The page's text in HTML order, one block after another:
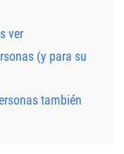
ver
(y para su
también